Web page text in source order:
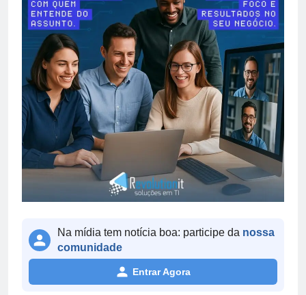
Na mídia tem notícia boa: participe da nossa
comunidade
Entrar Agora